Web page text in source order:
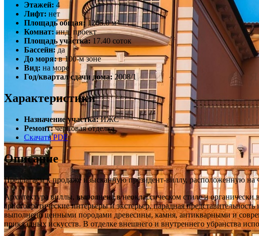
Этажей: 4
Лифт: нет
Площадь общая: 1265.0 м²
Комнат: инд. проект
Площадь участка: 17.40 соток
Бассейн: да
До моря: в 100-м зоне
Вид: на море
Год/квартал сдачи дома: 2008/1
Характеристики
Назначение участка: ИЖС
Ремонт: черновая отделка
Скачать PDF
Описание
Предлагаем к продаже изысканную президент-виллу, расположенную на
Архитектура виллы, выполнена в неоклассическом стиле и
аристократические интерьеры и экстерьер, парадная
выполнено ценными породами древесины, камня, антикварными и
прикладных искусств. В отделке внешнего и внутреннего убранства